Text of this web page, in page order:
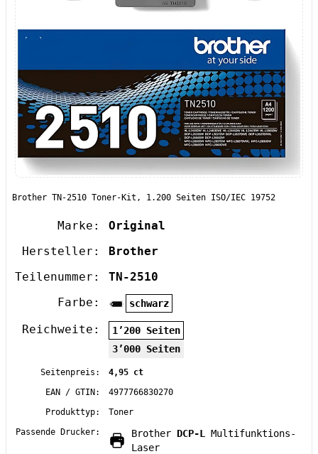
Brother TN-2510 Toner-Kit, 1.200 Seiten ISO/IEC 19752
Marke:
Original
Hersteller:
Brother
Teilenummer:
TN-2510
Farbe:
schwarz
Reichweite:
1’200 Seiten
3’000 Seiten
Seitenpreis:
4,95 ct
EAN / GTIN:
4977766830270
Produkttyp:
Toner
Passende Drucker:
Brother DCP-L
Multifunktions-
Laser